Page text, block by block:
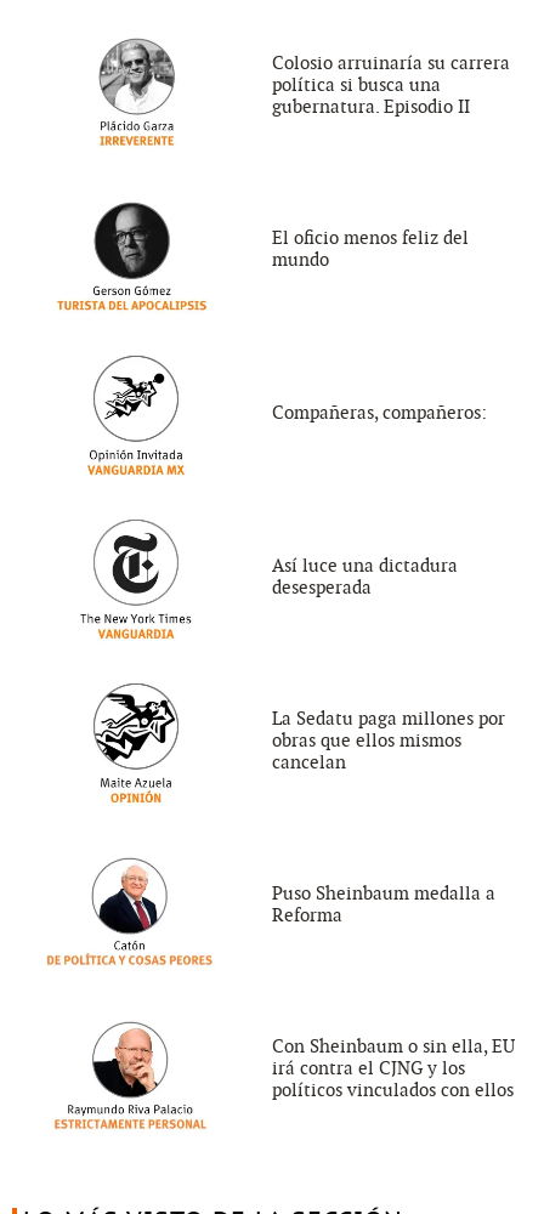
Colosio arruinaría su carrera
política si busca una
gubernatura. Episodio II
El oficio menos feliz del
mundo
Compañeras, compañeros:
Así luce una dictadura
desesperada
La Sedatu paga millones por
obras que ellos mismos
cancelan
Puso Sheinbaum medalla a
Reforma
Con Sheinbaum o sin ella, EU
irá contra el CJNG y los
políticos vinculados con ellos